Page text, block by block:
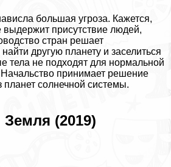
большая угроза. Кажется,
присутствие людей,
стран решает
другую планету и заселиться
тела не подходят для нормальной
Начальство принимает решение
планет солнечной системы.
(2019)